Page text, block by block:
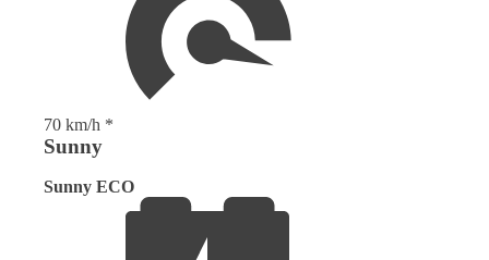
70 km/h *
Sunny
Sunny ECO